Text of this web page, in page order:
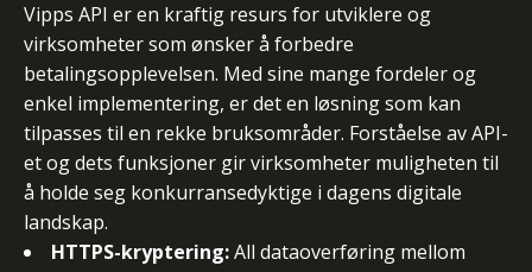
Vipps API er en kraftig resurs for utviklere og
virksomheter som ønsker å forbedre
betalingsopplevelsen. Med sine mange fordeler og
enkel implementering, er det en løsning som kan
tilpasses til en rekke bruksområder. Forståelse av API-
et og dets funksjoner gir virksomheter muligheten til
å holde seg konkurransedyktige i dagens digitale
landskap.
HTTPS-kryptering:All dataoverføring mellom